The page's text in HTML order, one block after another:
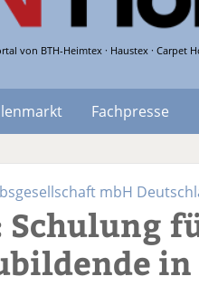
von BTH-Heimtex · Haustex · Carpet
Fachpresse
mbH
Schulung
in